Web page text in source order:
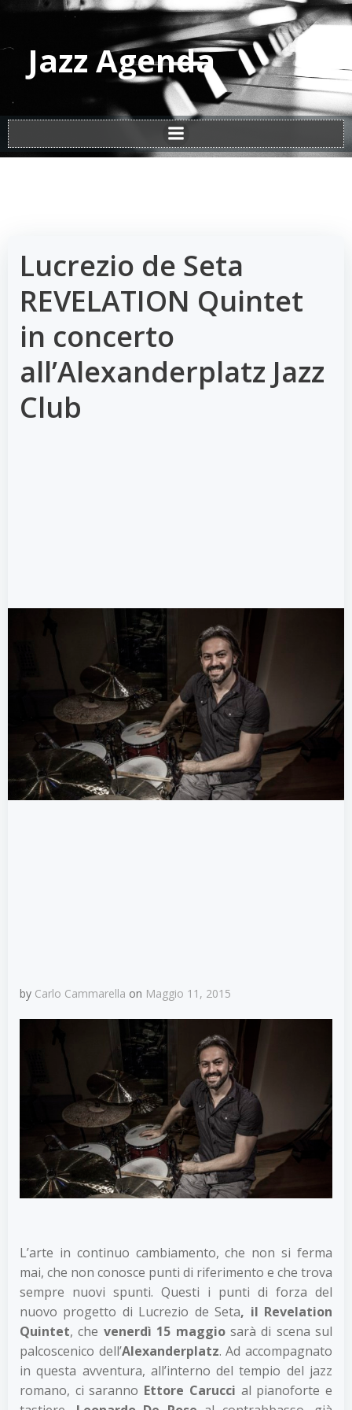
Vai
al
contenuto
Jazz Agenda
Lucrezio de Seta
REVELATION Quintet
in concerto
all’Alexanderplatz Jazz
Club
by Carlo Cammarella on Maggio 11, 2015
L’arte in continuo cambiamento, che non si ferma
mai, che non conosce punti di riferimento e che trova
sempre nuovi spunti. Questi i punti di forza del
nuovo progetto di Lucrezio de Seta, il Revelation
Quintet, che venerdì 15 maggiosarà di scena sul
palcoscenico dell’Alexanderplatz. Ad accompagnato
in questa avventura, all’interno del tempio del jazz
romano, ci saranno Ettore Carucci al pianoforte e